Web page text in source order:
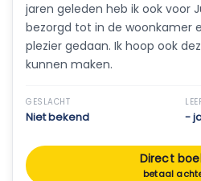
jaren geleden heb ik ook voor
bezorgd tot in de woonkamer
plezier gedaan. Ik hoop ook
kunnen maken.
GESLACHT
Niet bekend -
Direct
betaal